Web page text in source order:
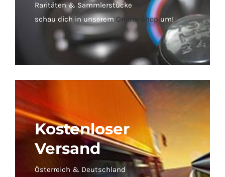
Raritäten & Sammlerstücke
schau dich in unserem Online-Shopum!
Kostenloser
Versand
Österreich & Deutschland